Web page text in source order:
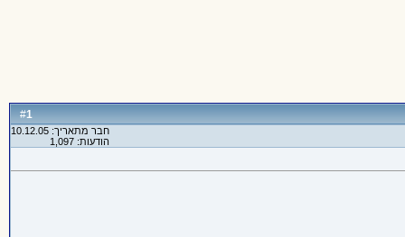
#
1
חבר מתאריך: 10.12.05
הודעות: 1,097